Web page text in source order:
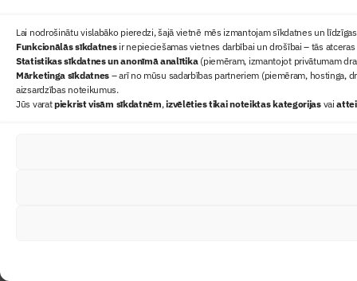
Lai nodrošinātu vislabāko pieredzi, šajā vietnē mēs izmantojam sīkdatnes un
Funkcionālās sīkdatnesir nepieciešamas vietnes darbībai un drošībai – tās
Statistikas sīkdatnes un anonīmā analītika(piemēram, izmantojot privātumam
Mārketinga sīkdatnes – arī no mūsu sadarbības partneriem (piemēram, hostinga,
aizsardzības noteikumus.
Jūs varatpiekrist visām sīkdatnēm,izvēlēties tikai noteiktas kategorijasvai